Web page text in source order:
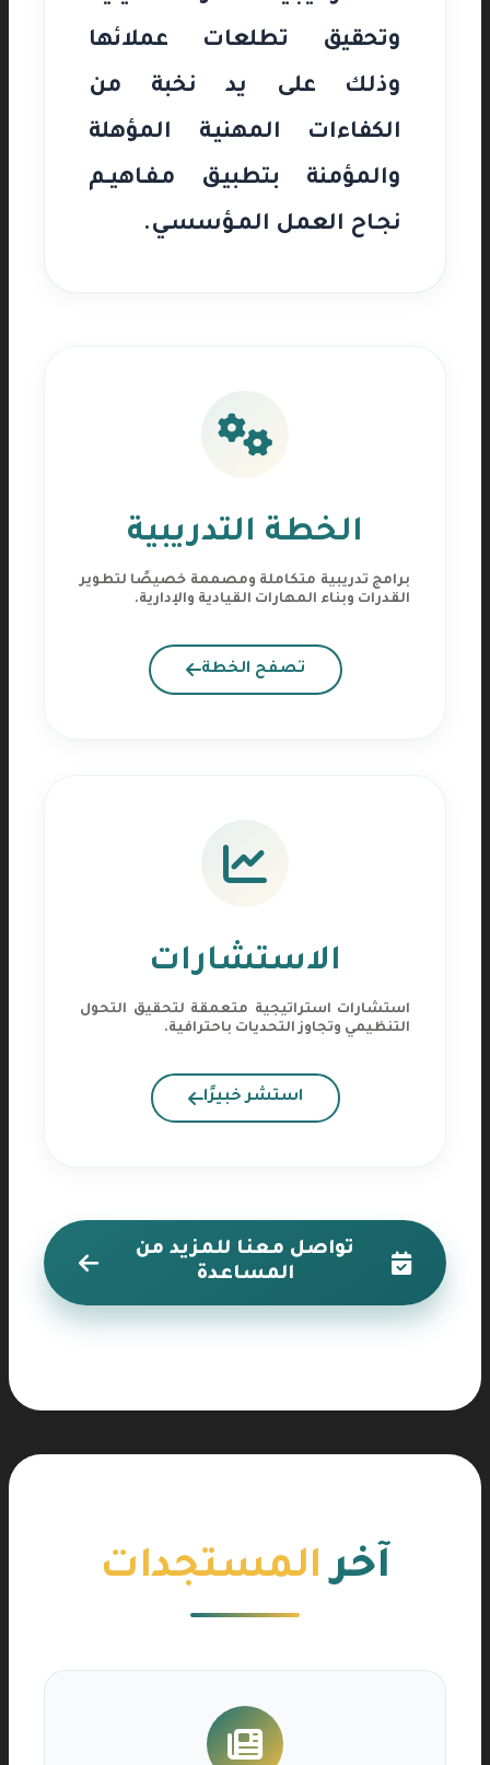
وتحقيق تطلعات عملائها
وذلك على يد نخبة من
الكفاءات المهنيـة المؤهلة
والمؤمنة بتطبيـق مـفـاهيــم
نجـاح العمل المـؤسسـي.
الخطة التدريبية
برامج تدريبية متكاملة ومصممة خصيصًا لتطوير
القدرات وبناء المهارات القيادية والإدارية.
تصفح الخطة
الاستشارات
استشارات استراتيجية متعمقة لتحقيق التحول
التنظيمي وتجاوز التحديات باحترافية.
استشر خبيرًا
تواصل معنا للمزيد من
المساعدة
آخر المستجدات